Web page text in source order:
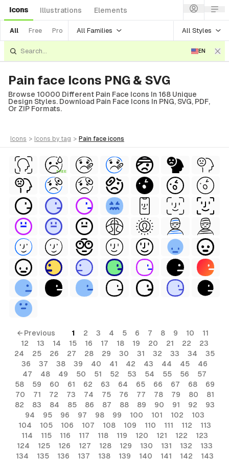
Icons Illustrations Elements
All Free Pro All Families All Styles
EN
Pain face Icons PNG & SVG
Browse 10000 Different Pain Face Icons In 168 Unique
Design Styles. Download Pain Face Icons In PNG, SVG, PDF,
Or ZIP Formats.
icons > icons by tag > pain face icons
FREE
← Previous 1 2 3 4 5 6 7 8 9 10
11
12
13 14 15 16 17 18 19 20 21 22
23
24
25 26 27 28 29 30 31 32 33 34
35
36
37 38 39 40 41 42 43 44 45
46
47
48 49 50 51 52 53 54 55 56
57
58
59 60 61 62 63 64 65 66 67 68
69
70
71 72 73 74 75 76 77 78 79 80
81
82
83 84 85 86 87 88 89 90 91 92
93
94
95 96 97 98 99 100 101 102
103
104
105 106 107 108 109 110 111 112
113
114
115 116 117 118 119 120 121 122
123
124
125 126 127 128 129 130 131 132
133
134
135 136 137 138 139 140 141 142 143